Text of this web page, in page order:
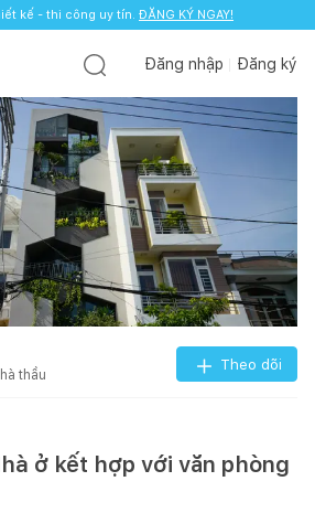
kế - thi công uy tín. ĐĂNG KÝ NGAY!
Đăng nhập Đăng ký
thầu
Theo dõi
ở kết hợp với văn phòng